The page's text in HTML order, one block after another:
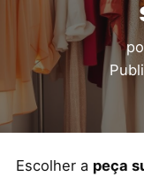
Escolher a peça